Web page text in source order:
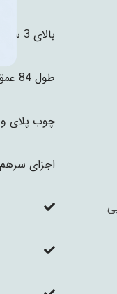
بالای 3 سال
طول 84 عمق 43 ارتفاع 120 سانتی متر
چوب پلای
اجزای